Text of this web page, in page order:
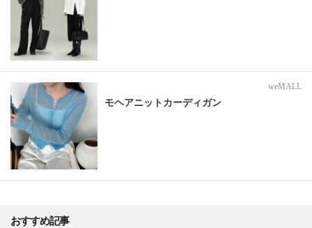
weMALL
モヘアニットカーディガン
おすすめ記事